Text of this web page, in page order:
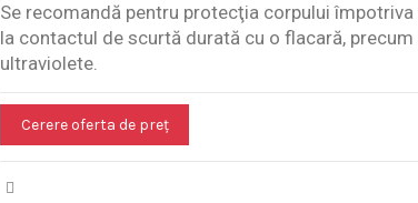
Se recomandă pentru protecţia corpului
la contactul de scurtă durată cu o flacară,
ultraviolete.
Cerere oferta de preț